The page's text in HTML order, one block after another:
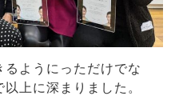
ようにっただけでな
上に深まりました。